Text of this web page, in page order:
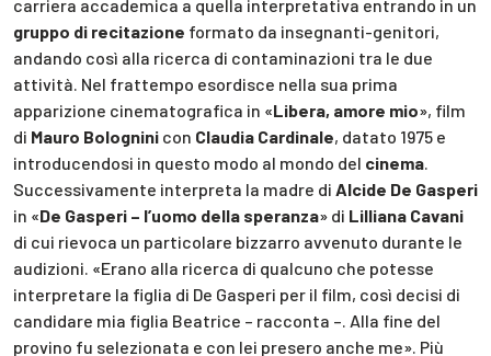
carriera accademica a quella interpretativa entrando in un
gruppo di recitazione formato da insegnanti-genitori,
andando così alla ricerca di contaminazioni tra le due
attività. Nel frattempo esordisce nella sua prima
apparizione cinematografica in «Libera, amore mio», film
di Mauro Bolognini con Claudia Cardinale, datato 1975 e
introducendosi in questo modo al mondo del cinema.
Successivamente interpreta la madre di Alcide De Gasperi
in «De Gasperi – l’uomo della speranza» di Lilliana Cavani
di cui rievoca un particolare bizzarro avvenuto durante le
audizioni. «Erano alla ricerca di qualcuno che potesse
interpretare la figlia di De Gasperi per il film, così decisi di
candidare mia figlia Beatrice – racconta –. Alla fine del
provino fu selezionata e con lei presero anche me». Più